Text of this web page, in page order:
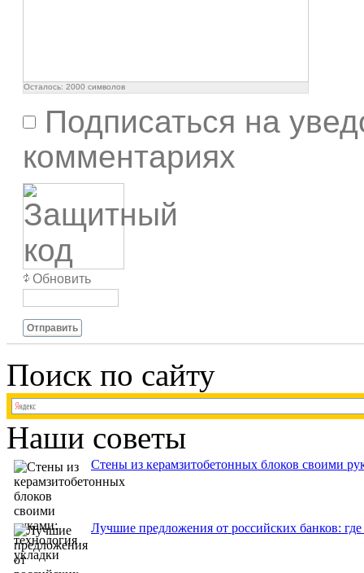
Осталось: 2000 символов
Подписаться на
комментариях
Обновить
Отправить
Поиск по сайту
Наши советы
Стены из керамзитобетонных блоков своими
Лучшие предложения от российских банков: